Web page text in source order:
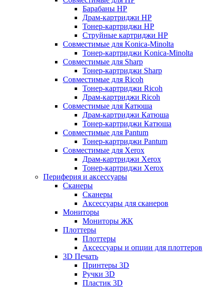
Барабаны HP
Драм-картриджи HP
Тонер-картриджи HP
Струйные картриджи HP
Совместимые для Konica-Minolta
Тонер-картриджи Konica-Minolta
Совместимые для Sharp
Тонер-картриджи Sharp
Совместимые для Ricoh
Тонер-картриджи Ricoh
Драм-картриджи Ricoh
Совместимые для Катюша
Драм-картриджи Катюша
Тонер-картриджи Катюша
Совместимые для Pantum
Тонер-картриджи Pantum
Совместимые для Xerox
Драм-картриджи Xerox
Тонер-картриджи Xerox
Периферия и аксессуары
Сканеры
Сканеры
Аксессуары для сканеров
Мониторы
Мониторы ЖК
Плоттеры
Плоттеры
Аксессуары и опции для плоттеров
3D Печать
Принтеры 3D
Ручки 3D
Пластик 3D